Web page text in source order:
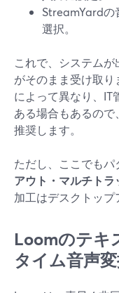
StreamYardの
選択。
これで、システム
がそのまま受け取
によって異なり、IT
ある場合もあるの
推奨します。
ただし、ここでもパ
アウト・マルチト
加工はデスクトップ
Loomのテキ
タイム音声